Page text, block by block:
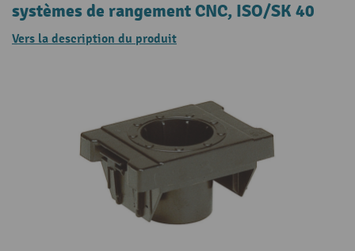
systèmes de rangement CNC, ISO/SK 40
Vers la description du produit